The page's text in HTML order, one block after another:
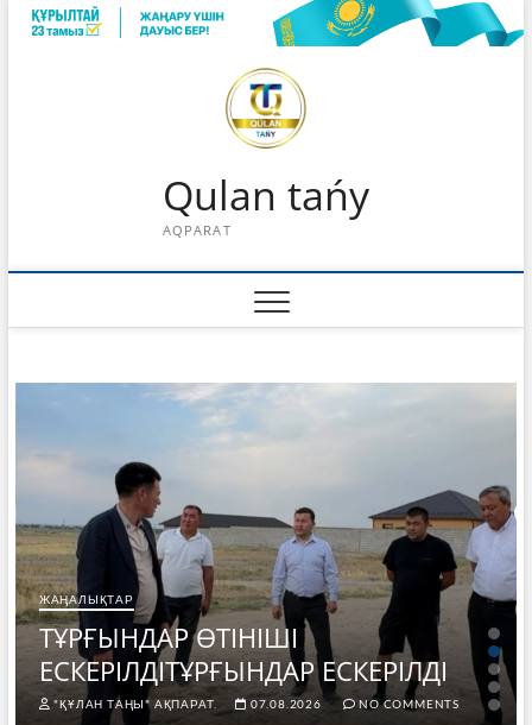
Skip
Qulan tańy
AQPARAT
ЖАҢАЛЫҚТАР
ТҰРҒЫНДАР ӨТІНІШІ
ЕСКЕРІЛДІТҰРҒЫНДАР ЕСКЕРІЛДІ
"ҚҰЛАН ТАҢЫ" АҚПАРАТ. 07.08.2026 NO COMMENTS